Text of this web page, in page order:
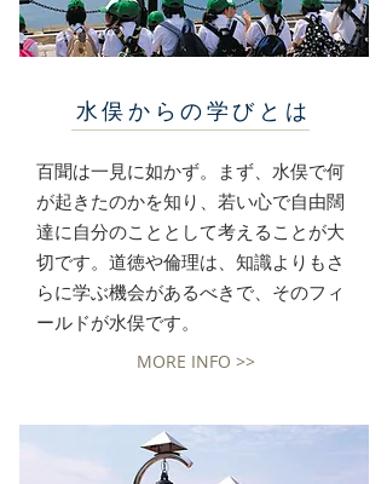
水俣からの学びとは
百聞は一見に如かず。まず、水俣で何
が起きたのかを知り、若い心で自由闊
達に自分のこととして考えることが大
切です。道徳や倫理は、知識よりもさ
らに学ぶ機会があるべきで、そのフィ
ールドが水俣です。
MORE INFO >>